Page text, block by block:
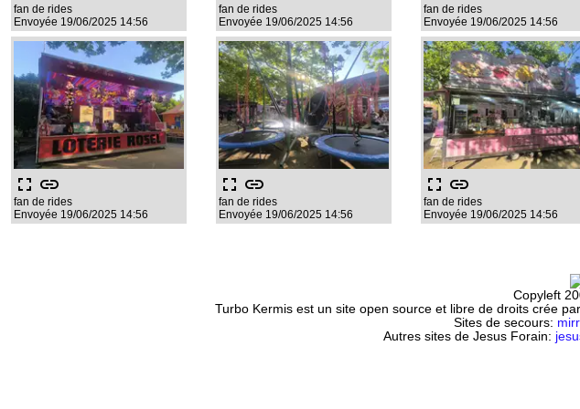
fan de rides
Envoyée 19/06/2025 14:56
fan de rides
Envoyée 19/06/2025 14:56
fan de rides
Envoyée 19/06/2025 14:56
fullscreen link
fan de rides
Envoyée 19/06/2025 14:56
fullscreen link
fan de rides
Envoyée 19/06/2025 14:56
fullscreen link
fan de rides
Envoyée 19/06/2025 14:56
Copyleft
Turbo Kermis est un site open source et libre de droits crée
Sites de secours:
Autres sites de Jesus Forain: